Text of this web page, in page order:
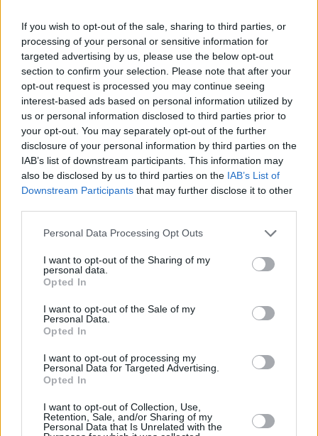
If you wish to opt-out of the sale, sharing to third parties, or
processing of your personal or sensitive information for
targeted advertising by us, please use the below opt-out
section to confirm your selection. Please note that after your
opt-out request is processed you may continue seeing
interest-based ads based on personal information utilized by
us or personal information disclosed to third parties prior to
your opt-out. You may separately opt-out of the further
disclosure of your personal information by third parties on the
IAB’s list of downstream participants. This information may
also be disclosed by us to third parties on the IAB’s List of
Downstream Participants that may further disclose it to other
Please note that this website/app uses one or more Google
not limited to your visit or usage behaviour. You may click to
grant or deny consent to Google and its third-party tags to
use your data for below specified purposes in below Google
consent section.
Personal Data Processing Opt Outs
I want to opt-out of the Sharing of my
personal data.
Opted In
I want to opt-out of the Sale of my
Personal Data.
Opted In
I want to opt-out of processing my
Personal Data for Targeted Advertising.
Opted In
I want to opt-out of Collection, Use,
Retention, Sale, and/or Sharing of my
Personal Data that Is Unrelated with the
ανέμους, βίντεο
Πώς περιγράφουν σκιέρ την εφιαλτική διαδρομή των
40 λεπτών
Στις 16 Δεκεμβρίου ανοίγει τις πύλες του το
03.12.2023, 08:42 3